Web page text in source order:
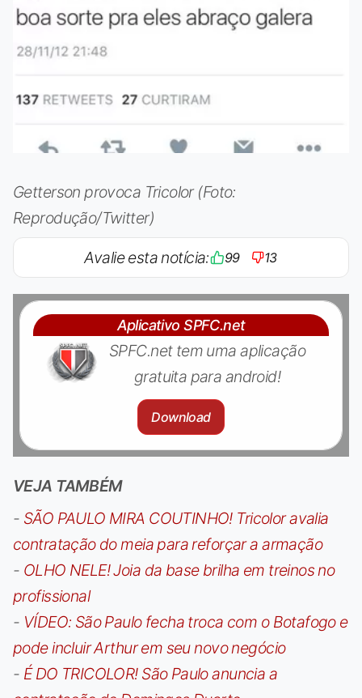
Getterson provoca Tricolor (Foto:
Reprodução/Twitter)
Avalie esta notícia: 99 13
Aplicativo SPFC.net
SPFC.net tem uma aplicação
gratuita para android!
Download
VEJA TAMBÉM
- SÃO PAULO MIRA COUTINHO! Tricolor avalia
contratação do meia para reforçar a armação
- OLHO NELE! Joia da base brilha em treinos no
profissional
- VÍDEO: São Paulo fecha troca com o Botafogo e
pode incluir Arthur em seu novo negócio
- É DO TRICOLOR! São Paulo anuncia a